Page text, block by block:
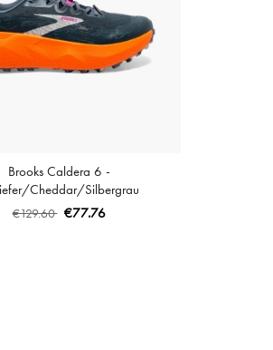
Brooks Caldera 6 -
Cheddar/Silbergrau
€129.60 €77.76